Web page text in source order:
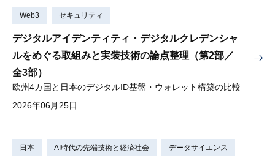
Web3 セキュリティ
デジタルアイデンティティ・デジタルクレデンシャ
ルをめぐる取組みと実装技術の論点整理（第2部／
全3部）
欧州4カ国と日本のデジタルID基盤・ウォレット構築の比較
2026年06月25日
日本 AI時代の先端技術と経済社会 データサイエンス